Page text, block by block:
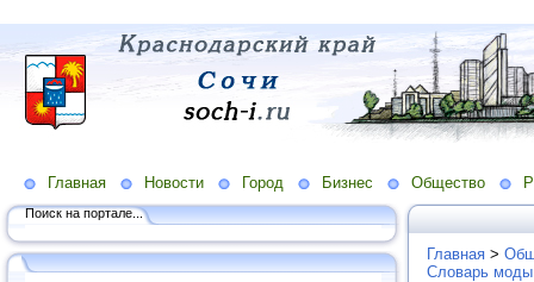
Главная Новости Город Бизнес Общество
Поиск на портале...
Главная >
Словарь